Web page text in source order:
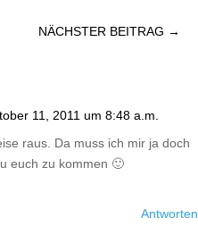
NÄCHSTER BEITRAG →
11, 2011 um 8:48 a.m.
raus. Da muss ich mir ja doch
euch zu kommen 🙂
Antworten